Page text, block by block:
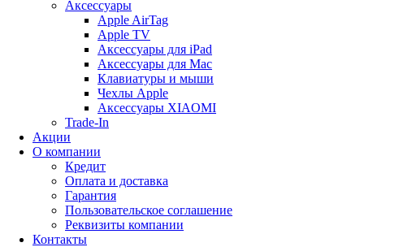
Аксессуары
Apple AirTag
Apple TV
Аксессуары для iPad
Аксессуары для Mac
Клавиатуры и мыши
Чехлы Apple
Аксессуары XIAOMI
Trade-In
Акции
О компании
Кредит
Оплата и доставка
Гарантия
Пользовательское соглашение
Реквизиты компании
Контакты